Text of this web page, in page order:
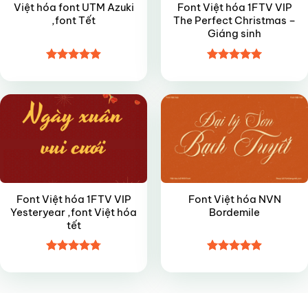
Việt hóa font UTM Azuki
,font Tết
hạng4.95
sao
Font Việt hóa 1FTV VIP
The Perfect Christmas –
Giáng sinh
hạng4.95
5 sao
Font Việt hóa 1FTV VIP
Yesteryear ,font Việt hóa
tết
hạng4.85
Font Việt hóa NVN
Bordemile
hạng4.95